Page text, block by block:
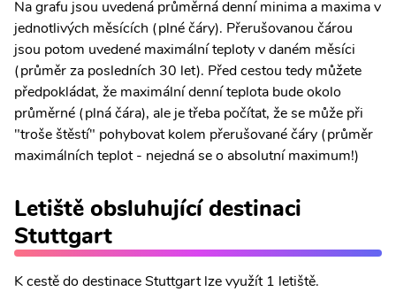
Na grafu jsou uvedená průměrná denní minima a maxima v
jednotlivých měsících (plné čáry). Přerušovanou čárou
jsou potom uvedené maximální teploty v daném měsíci
(průměr za posledních 30 let). Před cestou tedy můžete
předpokládat, že maximální denní teplota bude okolo
průměrné (plná čára), ale je třeba počítat, že se může při
"troše štěstí" pohybovat kolem přerušované čáry (průměr
maximálních teplot - nejedná se o absolutní maximum!)
Letiště obsluhující destinaci
Stuttgart
K cestě do destinace Stuttgart lze využít 1 letiště.